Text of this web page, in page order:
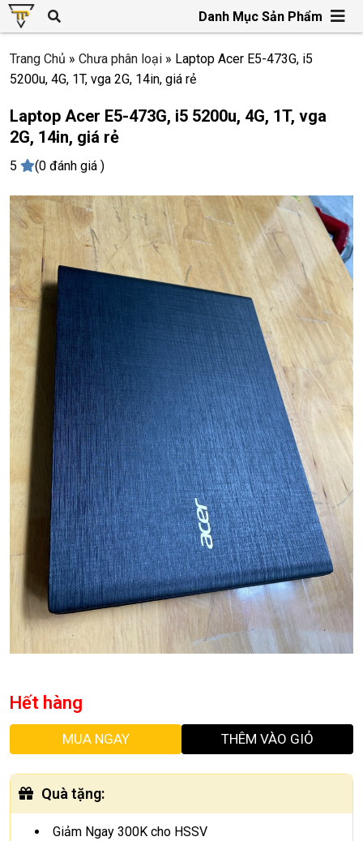
Danh Mục Sản Phẩm
Trang Chủ » Chưa phân loại » Laptop Acer E5-473G, i5
5200u, 4G, 1T, vga 2G, 14in, giá rẻ
Laptop Acer E5-473G, i5 5200u, 4G, 1T, vga
2G, 14in, giá rẻ
5 (0 đánh giá )
Hết hàng
MUA NGAY THÊM VÀO GIỎ
Quà tặng:
Giảm Ngay 300K cho HSSV